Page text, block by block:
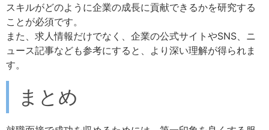
スキルがどのように企業の成長に貢献できるかを研究する
ことが必須です。
また、求人情報だけでなく、企業の公式サイトやSNS、ニ
ュース記事なども参考にすると、より深い理解が得られま
す。
まとめ